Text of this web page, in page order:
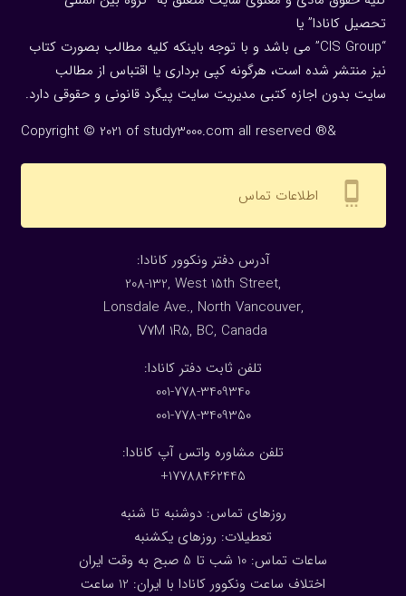
تحصیل کانادا” یا
“CIS Group” می باشد و با توجه باینکه کلیه مطالب بصورت کتاب
نیز منتشر شده است، هرگونه كپی برداری یا اقتباس از مطالب
سایت بدون اجازه كتبی مدیریت سایت پیگرد قانونی و حقوقی دارد.
Copyright © 2021 of study3000.com all reserved ®&
settings_cell اطلاعات تماس
:آدرس دفتر ونکوور کانادا
208-132, West 15th Street,
Lonsdale Ave., North Vancouver,
V7M 1R5, BC, Canada
:تلفن ثابت دفتر کانادا
001-778-3409340
001-778-3409350
تلفن مشاوره واتس آپ کانادا:
17788462445+
روزهای تماس: دوشنبه تا شنبه
تعطیلات: روزهای یکشنبه
ساعات تماس: 10 شب تا 5 صبح به وقت ایران
اختلاف ساعت ونکوور کانادا با ایران: 1 2 ساعت